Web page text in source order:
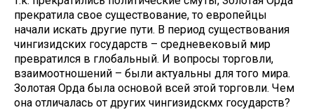
прекратила свое существование, то европейцы
начали искать другие пути. В период существования
чингизидских государств – средневековый мир
превратился в глобальный. И вопросы торговли,
взаимоотношений – были актуальны для того мира.
Золотая Орда была основой всей этой торговли. Чем
она отличалась от других чингизидскмх государств?